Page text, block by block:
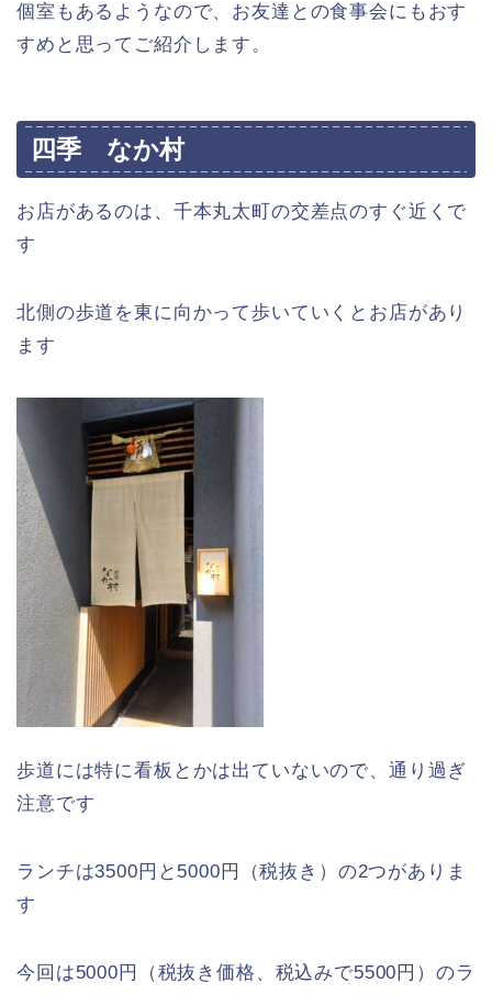
個室もあるようなので、お友達との食事会にもおす
すめと思ってご紹介します。
四季 なか村
お店があるのは、千本丸太町の交差点のすぐ近くで
す
北側の歩道を東に向かって歩いていくとお店があり
ます
歩道には特に看板とかは出ていないので、通り過ぎ
注意です
ランチは3500円と5000円（税抜き）の2つがありま
す
今回は5000円（税抜き価格、税込みで5500円）のラ